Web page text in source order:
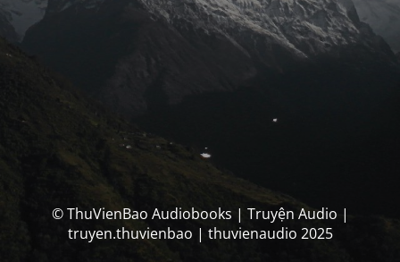
© ThuVienBao Audiobooks | Truyện Audio |
truyen.thuvienbao | thuvienaudio 2025